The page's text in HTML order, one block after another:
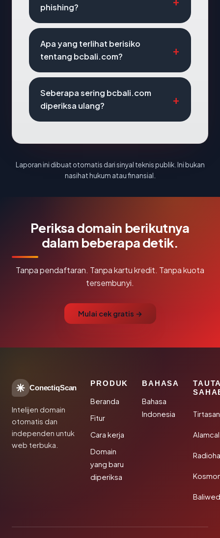
phishing?
Apa yang terlihat berisiko
tentang bcbali.com?
Seberapa sering bcbali.com
diperiksa ulang?
Laporan ini dibuat otomatis dari sinyal teknis publik. Ini bukan
nasihat hukum atau finansial.
Periksa domain berikutnya
dalam beberapa detik.
Tanpa pendaftaran. Tanpa kartu kredit. Tanpa kuota
tersembunyi.
Mulai cek gratis →
ConectiqScan
Intelijen domain
otomatis dan
independen untuk
web terbuka.
PRODUK
Beranda
Fitur
Cara kerja
Domain
yang baru
diperiksa
BAHASA
Bahasa
Indonesia